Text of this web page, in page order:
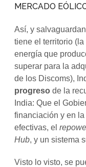
MERCADO
Así, y
tiene el territorio
energía que
superar para la
de los Discoms),
progreso de la
India: Que el
financiación y en
efectivas, el
Hub, y un sistema
Visto lo visto, se